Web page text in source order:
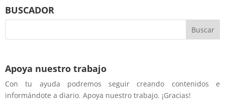
BUSCADOR
Apoya nuestro trabajo
Con tu ayuda podremos seguir creando contenidos e
informándote a diario. Apoya nuestro trabajo. ¡Gracias!